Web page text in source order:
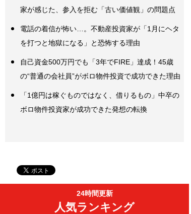
家が感じた、参入を拒む「古い価値観」の問題点
電話の着信が怖い…。不動産投資家が「1月にヘタ
を打つと地獄になる」と恐怖する理由
自己資金500万円でも「3年でFIRE」達成！45歳
の“普通の会社員”がボロ物件投資で成功できた理由
「1億円は稼ぐものではなく、借りるもの」中卒の
ボロ物件投資家が成功できた発想の転換
24時間更新
人気ランキング